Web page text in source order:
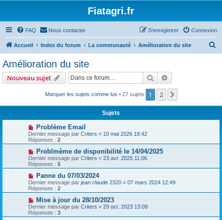
Fiatagri.fr
FAQ Nous contacter Connexion
S’enregistrer
Accueil Index du forum La communauté Amélioration du site
Amélioration du site
Nouveau sujet Rechercher
Marquer les sujets comme lus • 27 sujets 1 2
Sujets
Problème Email
Dernier message par Criters « 10 mai 2026 18:42
Réponses : 2
Problmème de disponibilité le 14/04/2025
Dernier message par Criters « 23 avr. 2025 11:06
Réponses : 5
Panne du 07/03/2024
Dernier message par jean claude 2320 « 07 mars 2024 12:49
Réponses : 2
Mise à jour du 28/10/2023
Dernier message par Criters « 29 oct. 2023 13:09
Réponses : 3